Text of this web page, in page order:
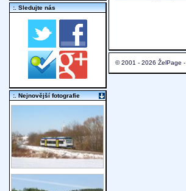
© 2001 - 2026 ŽelPage -
:. Sledujte nás
:. Nejnovější fotografie